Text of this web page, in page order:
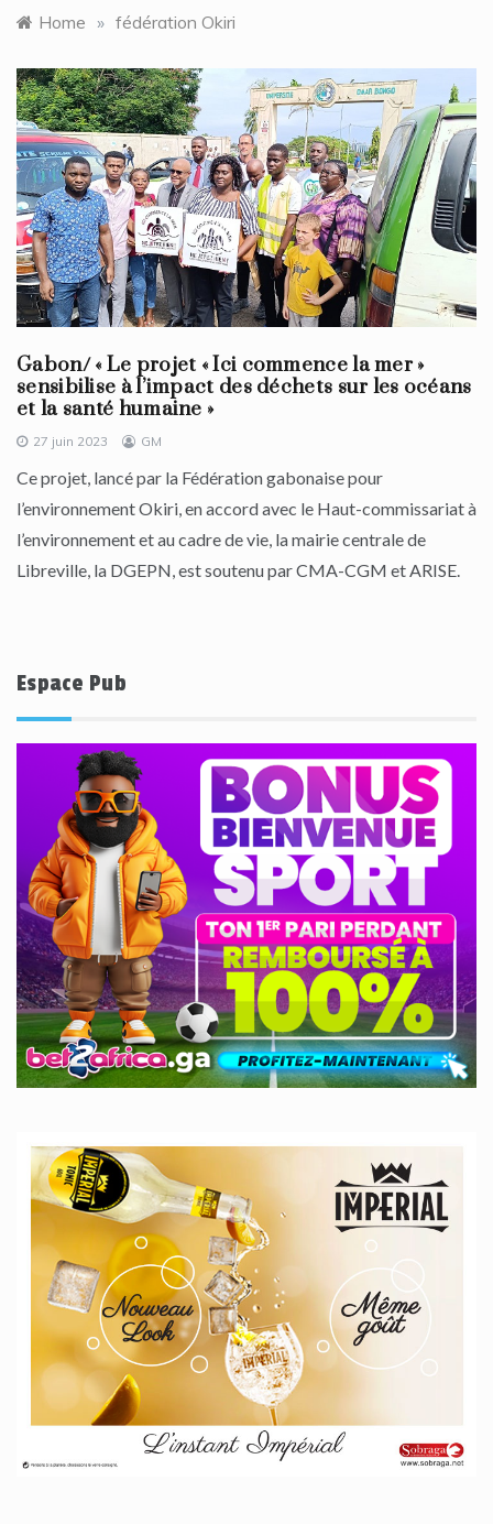
Home » fédération Okiri
Gabon/ « Le projet « Ici commence la mer »
sensibilise à l’impact des déchets sur les océans
et la santé humaine »
27 juin 2023 GM
Ce projet, lancé par la Fédération gabonaise pour
l’environnement Okiri, en accord avec le Haut-commissariat à
l’environnement et au cadre de vie, la mairie centrale de
Libreville, la DGEPN, est soutenu par CMA-CGM et ARISE.
Espace Pub